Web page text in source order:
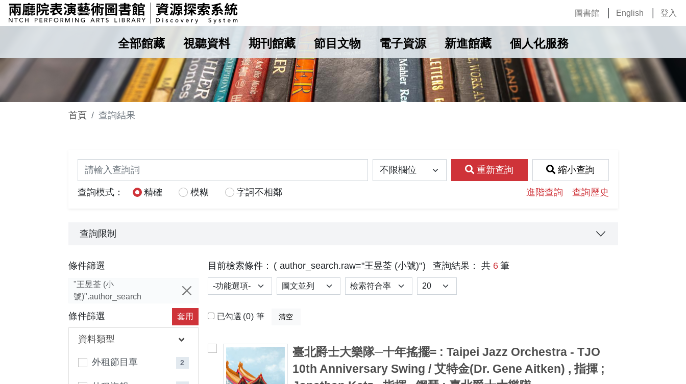
圖書館 English 登入
全部館藏 視聽資料 期刊館藏 節目文物 電子資源 新進館藏 個人化服務
首頁 查詢結果
關鍵詞查詢 重新查詢 縮小查詢
查詢模式： 精確 模糊 字詞不相鄰 進階查詢 查詢歷史
查詢限制
條件篩選
"王昱荃 (小
號)".author_search
條件篩選 套用
資料類型
外租節目單 2
目前檢索條件： author_search.raw="王昱荃 (小號)" 查詢結果： 共 6 筆
功能選項
排序 Results per page
已勾選 0 筆 清空
臺北爵士大樂隊─十年搖擺= : Taipei Jazz Orchestra - TJO
10th Anniversary Swing / 艾特金(Dr. Gene Aitken) , 指揮 ;